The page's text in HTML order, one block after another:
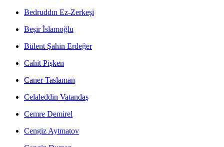
Bedruddın Ez-Zerkeşi
Beşir İslamoğlu
Bülent Şahin Erdeğer
Cahit Pişken
Caner Taslaman
Celaleddin Vatandaş
Cemre Demirel
Cengiz Aytmatov